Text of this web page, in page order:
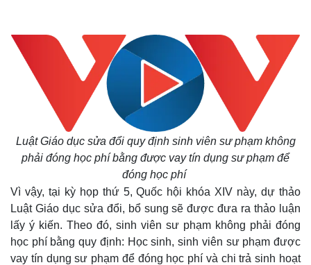
Luật Giáo dục sửa đổi quy định sinh viên sư phạm không
phải đóng học phí bằng được vay tín dụng sư phạm để
đóng học phí
Vì vậy, tại kỳ họp thứ 5, Quốc hội khóa XIV này, dự thảo
Luật Giáo dục sửa đổi, bổ sung sẽ được đưa ra thảo luận
lấy ý kiến. Theo đó, sinh viên sư phạm không phải đóng
học phí bằng quy định: Học sinh, sinh viên sư phạm được
vay tín dụng sư phạm để đóng học phí và chi trả sinh hoạt